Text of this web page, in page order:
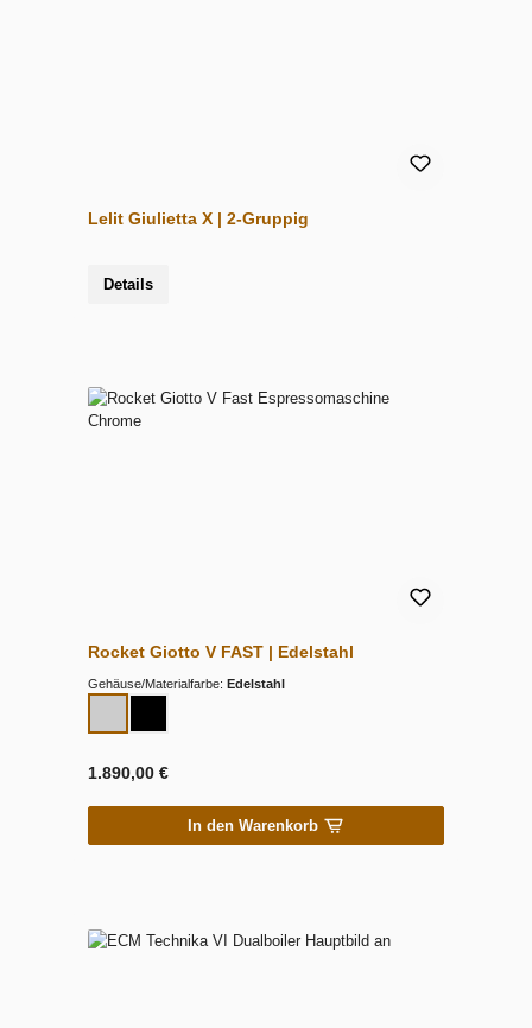
Lelit Giulietta X | 2-Gruppig
Details
Rocket Giotto V FAST | Edelstahl
Gehäuse/Materialfarbe: Edelstahl
1.890,00 €
In den Warenkorb